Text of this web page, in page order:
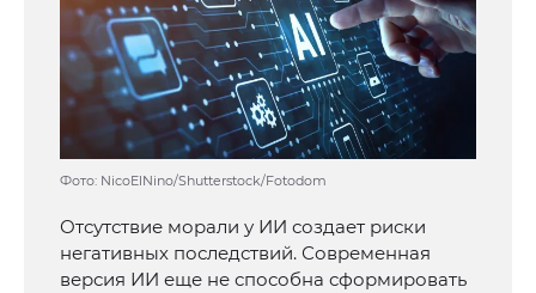
Фото: NicoElNino/Shutterstock/Fotodom
Отсутствие морали у ИИ создает риски
негативных последствий. Современная
версия ИИ еще не способна сформировать